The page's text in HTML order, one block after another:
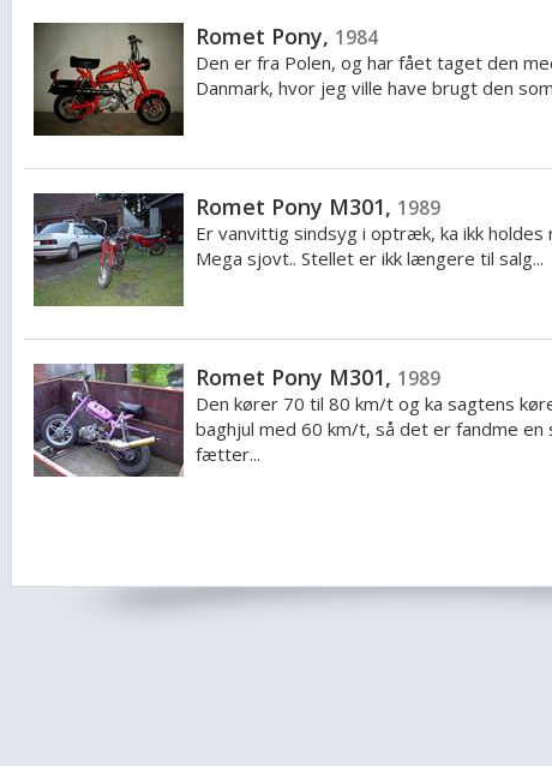
Romet Pony, 1984
Den er fra Polen, og har fået taget den
Danmark, hvor jeg ville have brugt den
Romet Pony M301, 1989
Er vanvittig sindsyg i optræk, ka ikk holdes
Mega sjovt.. Stellet er ikk længere til salg...
Romet Pony M301, 1989
Den kører 70 til 80 km/t og ka sagtens
baghjul med 60 km/t, så det er fandme en
fætter...